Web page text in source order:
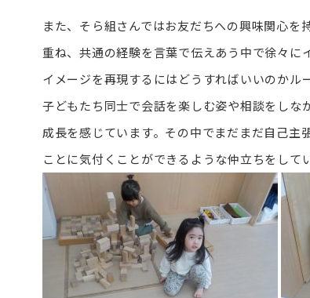
また、そら組さんではお友だちへの興味関心
重ね、共通の経験を言葉で伝えあう中で徐々
イメージを再現するにはどうすればいいのかル
子どもたち同士で会話を楽しむ姿や相談をしな
成長を感じています。その中でまだまだ自己
ことに気付くことができるような仲立ちをして